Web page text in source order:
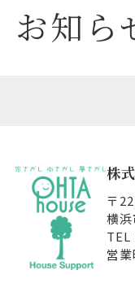
お知ら
株
〒
横
営